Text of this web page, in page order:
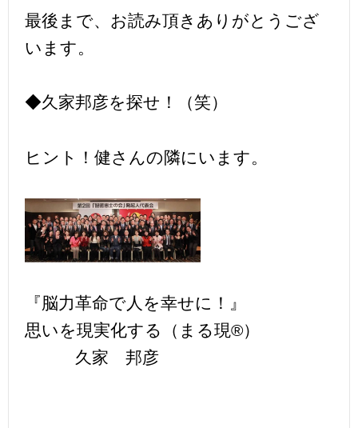
最後まで、お読み頂きありがとうござ
います。
◆久家邦彦を探せ！（笑）
ヒント！健さんの隣にいます。
『脳力革命で人を幸せに！』
思いを現実化する（まる現®）
久家 邦彦